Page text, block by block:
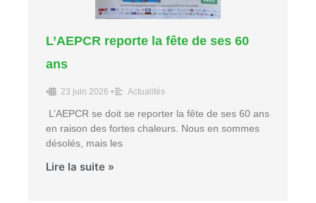
L’AEPCR reporte la fête de ses 60
ans
• 23 juin 2026 • Actualités
L’AEPCR se doit se reporter la fête de ses 60 ans
en raison des fortes chaleurs. Nous en sommes
désolés, mais les
Lire la suite »